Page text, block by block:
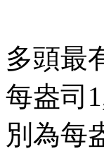
多頭最
每盎司
別為每